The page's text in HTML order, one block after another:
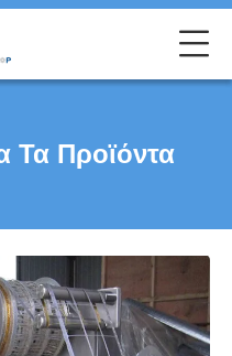
Τα Προϊόντα